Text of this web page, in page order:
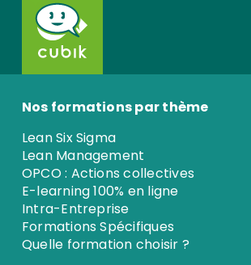
Nos formations par thème
Lean Six Sigma
Lean Management
OPCO : Actions collectives
E-learning 100% en ligne
Intra-Entreprise
Formations Spécifiques
Quelle formation choisir ?